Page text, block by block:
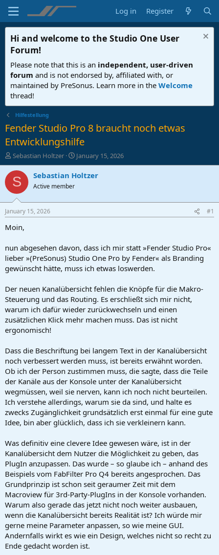
Log in Register
Hi and welcome to the Studio One User
Forum!
Please note that this is an independent, user-driven
forum and is not endorsed by, affiliated with, or
maintained by PreSonus. Learn more in the Welcome
thread!
Hilfestellung
Fender Studio Pro 8 braucht noch etwas
Entwicklungshilfe
T
h
r
e
d
t
a
e
r
Sebastian Holtzer
S
t
a
t
January 15, 2026
S Sebastian Holtzer
Active member
January 15, 2026 #1
Moin,
nun abgesehen davon, dass ich mir statt »Fender Studio Pro«
lieber »(PreSonus) Studio One Pro by Fender« als Branding
gewünscht hätte, muss ich etwas loswerden.
Der neuen Kanalübersicht fehlen die Knöpfe für die Makro-
Steuerung und das Routing. Es erschließt sich mir nicht,
warum ich dafür wieder zurückwechseln und einen
zusätzlichen Klick mehr machen muss. Das ist nicht
ergonomisch!
Dass die Beschriftung bei langem Text in der Kanalübersicht
noch verbessert werden muss, ist bereits erwähnt worden.
Ob ich der Person zustimmen muss, die sagte, dass die Teile
der Kanäle aus der Konsole unter der Kanalübersicht
wegmüssen, weil sie nerven, kann ich noch nicht beurteilen.
Ich verstehe allerdings, warum sie da sind, und halte es
zwecks Zugänglichkeit grundsätzlich erst einmal für eine gute
Idee, bin aber glücklich, dass ich sie verkleinern kann.
Was definitiv eine clevere Idee gewesen wäre, ist in der
Kanalübersicht dem Nutzer die Möglichkeit zu geben, das
PlugIn anzupassen. Das wurde – so glaube ich – anhand des
Beispiels vom FabFilter Pro Q4 bereits angesprochen. Das
Grundprinzip ist schon seit geraumer Zeit mit dem
Macroview für 3rd-Party-PlugIns in der Konsole vorhanden.
Warum also gerade das jetzt nicht noch weiter ausbauen,
wenn die Kanalübersicht bereits Realität ist? Ich würde mir
gerne meine Parameter anpassen, so wie meine GUI.
Andernfalls wirkt es wie ein Design, welches nicht so recht zu
Ende gedacht worden ist.